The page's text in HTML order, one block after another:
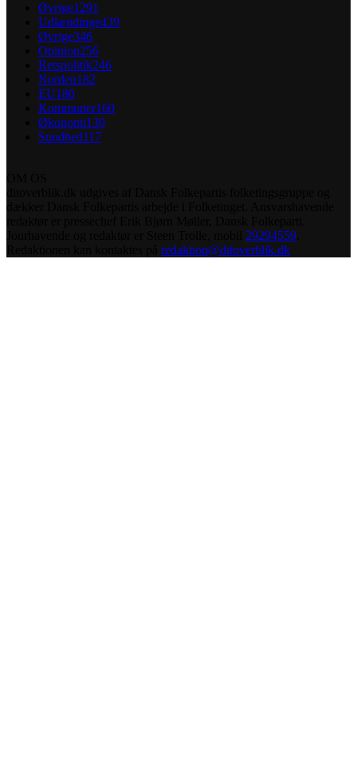
Øvrige1291
Udlændinge439
Øvrige346
Opinion256
Retspolitik246
Norden182
EU180
Kommuner160
Økonomi130
Sundhed117
29294559
redaktion@ditoverblik.dk